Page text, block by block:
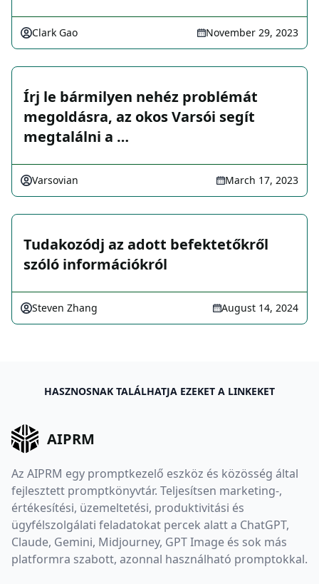
Clark Gao November 29, 2023
Írj le bármilyen nehéz problémát
megoldásra, az okos Varsói segít
megtalálni a …
Varsovian March 17, 2023
Tudakozódj az adott befektetőkről
szóló információkról
Steven Zhang August 14, 2024
HASZNOSNAK TALÁLHATJA EZEKET A LINKEKET
AIPRM
Az AIPRM egy promptkezelő eszköz és közösség által
fejlesztett promptkönyvtár. Teljesítsen marketing-,
értékesítési, üzemeltetési, produktivitási és
ügyfélszolgálati feladatokat percek alatt a ChatGPT,
Claude, Gemini, Midjourney, GPT Image és sok más
platformra szabott, azonnal használható promptokkal.